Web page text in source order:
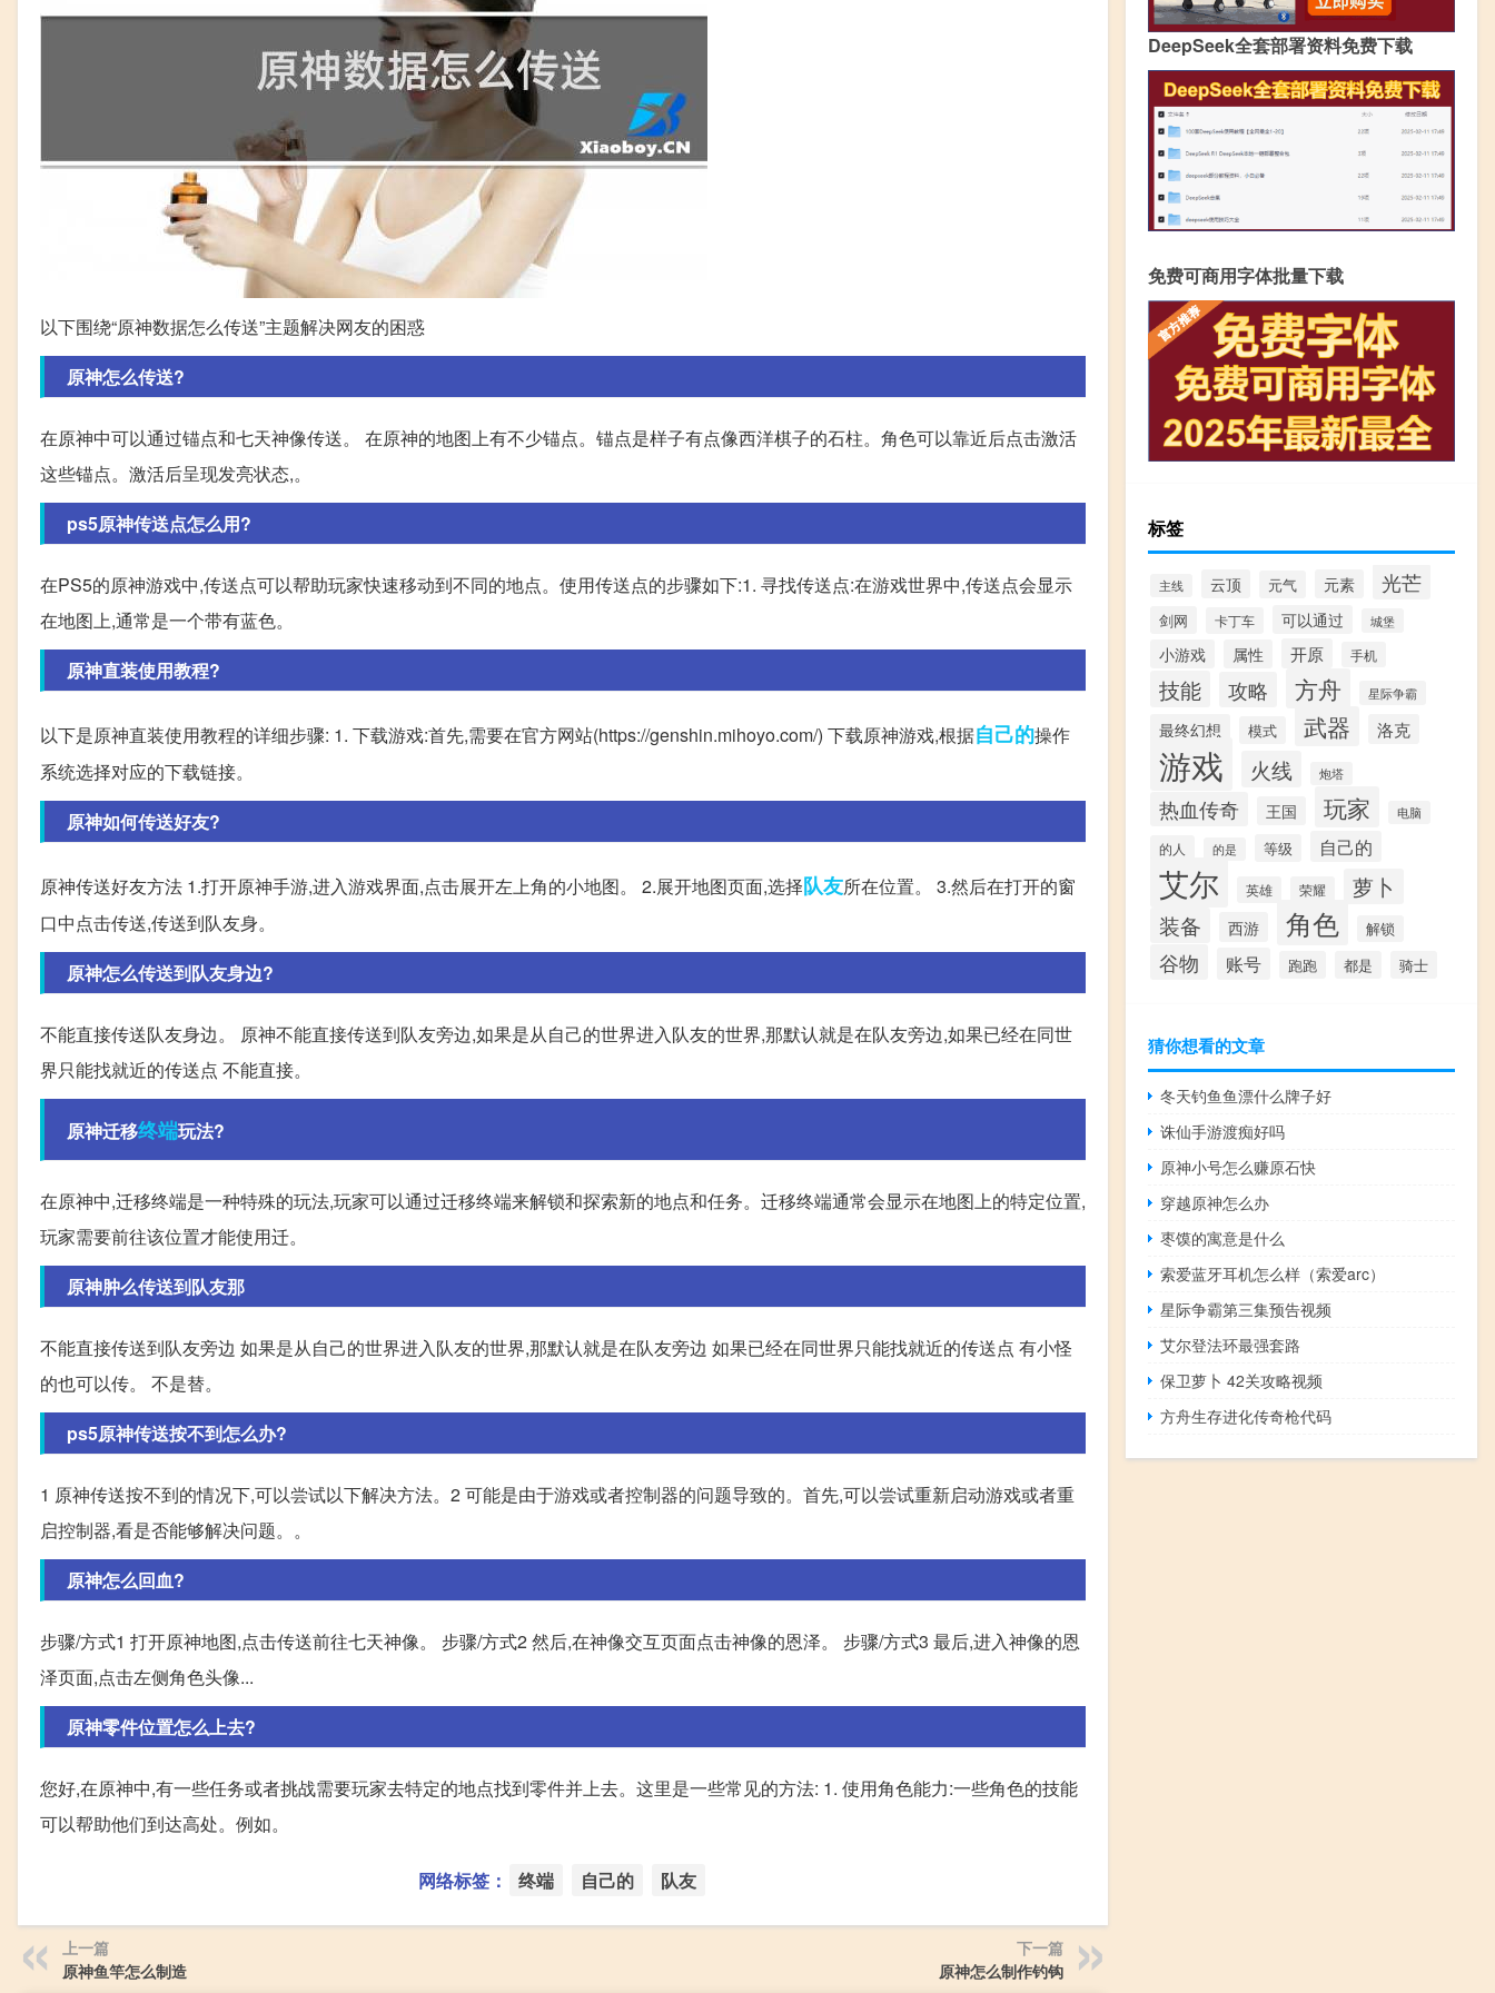
以下围绕“原神数据怎么传送”主题解决网友的困惑
原神怎么传送?
在原神中可以通过锚点和七天神像传送。 在原神的地图上有不少锚点。锚点是样子有点像西洋棋子的石柱。角色可以靠近后点击激活
这些锚点。激活后呈现发亮状态,。
ps5原神传送点怎么用?
在PS5的原神游戏中,传送点可以帮助玩家快速移动到不同的地点。使用传送点的步骤如下:1. 寻找传送点:在游戏世界中,传送点会显示
在地图上,通常是一个带有蓝色。
原神直装使用教程?
以下是原神直装使用教程的详细步骤: 1. 下载游戏:首先,需要在官方网站(https://genshin.mihoyo.com/) 下载原神游戏,根据自己的操作
系统选择对应的下载链接。
原神如何传送好友?
原神传送好友方法 1.打开原神手游,进入游戏界面,点击展开左上角的小地图。 2.展开地图页面,选择队友所在位置。 3.然后在打开的窗
口中点击传送,传送到队友身。
原神怎么传送到队友身边?
不能直接传送队友身边。 原神不能直接传送到队友旁边,如果是从自己的世界进入队友的世界,那默认就是在队友旁边,如果已经在同世
界只能找就近的传送点 不能直接。
原神迁移终端玩法?
在原神中,迁移终端是一种特殊的玩法,玩家可以通过迁移终端来解锁和探索新的地点和任务。迁移终端通常会显示在地图上的特定位置,
玩家需要前往该位置才能使用迁。
原神肿么传送到队友那
不能直接传送到队友旁边 如果是从自己的世界进入队友的世界,那默认就是在队友旁边 如果已经在同世界只能找就近的传送点 有小怪
的也可以传。 不是替。
ps5原神传送按不到怎么办?
1 原神传送按不到的情况下,可以尝试以下解决方法。2 可能是由于游戏或者控制器的问题导致的。首先,可以尝试重新启动游戏或者重
启控制器,看是否能够解决问题。。
原神怎么回血?
步骤/方式1 打开原神地图,点击传送前往七天神像。 步骤/方式2 然后,在神像交互页面点击神像的恩泽。 步骤/方式3 最后,进入神像的恩
泽页面,点击左侧角色头像...
原神零件位置怎么上去?
您好,在原神中,有一些任务或者挑战需要玩家去特定的地点找到零件并上去。这里是一些常见的方法: 1. 使用角色能力:一些角色的技能
可以帮助他们到达高处。例如。
网络标签： 终端 自己的 队友
上一篇
原神鱼竿怎么制造
下一篇
原神怎么制作钓钩
DeepSeek全套部署资料免费下载
免费可商用字体批量下载
标签
主线 云顶 元气 元素 光芒
剑网 卡丁车 可以通过 城堡
小游戏 属性 开原 手机
技能 攻略 方舟 星际争霸
最终幻想 模式 武器 洛克
游戏 火线 炮塔
热血传奇 王国 玩家 电脑
的人 的是 等级 自己的
艾尔 英雄 荣耀
萝卜
装备
西游 角色 解锁
谷物 账号 跑跑 都是 骑士
猜你想看的文章
冬天钓鱼鱼漂什么牌子好
诛仙手游渡痴好吗
原神小号怎么赚原石快
穿越原神怎么办
枣馍的寓意是什么
索爱蓝牙耳机怎么样（索爱arc）
星际争霸第三集预告视频
艾尔登法环最强套路
保卫萝卜 42关攻略视频
方舟生存进化传奇枪代码